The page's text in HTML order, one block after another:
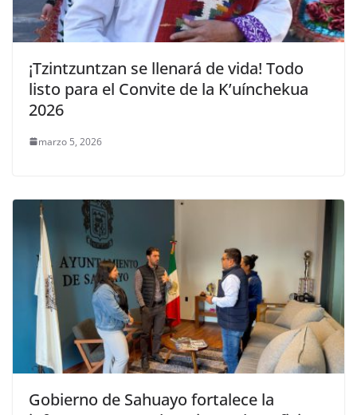
¡Tzintzuntzan se llenará de vida! Todo
listo para el Convite de la K’uínchekua
2026
marzo 5, 2026
Gobierno de Sahuayo fortalece la